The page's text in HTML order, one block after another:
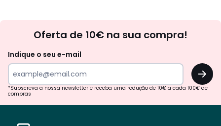
Oferta de 10€ na sua compra!
Indique o seu e-mail
OK
*Subscreva a nossa newsletter e receba uma redução de 10€ a cada 100€ de
compras